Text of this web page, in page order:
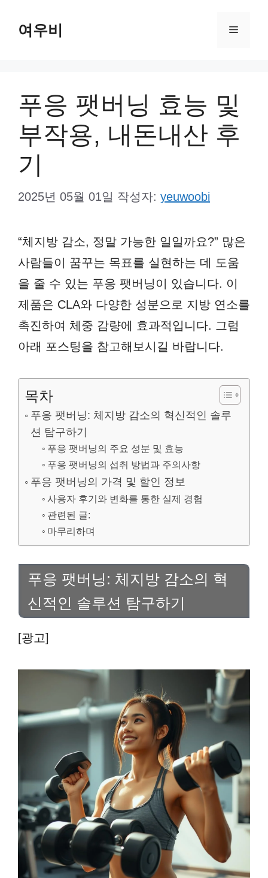
여우비 메
푸응 팻버닝 효능 및
부작용, 내돈내산 후
기
2025년 05월 01일 작성자: yeuwoobi
“체지방 감소, 정말 가능한 일일까요?” 많은
사람들이 꿈꾸는 목표를 실현하는 데 도움
을 줄 수 있는 푸응 팻버닝이 있습니다. 이
제품은 CLA와 다양한 성분으로 지방 연소를
촉진하여 체중 감량에 효과적입니다. 그럼
아래 포스팅을 참고해보시길 바랍니다.
목차
푸응 팻버닝: 체지방 감소의 혁신적인 솔루
션 탐구하기
푸응 팻버닝의 주요 성분 및 효능
푸응 팻버닝의 섭취 방법과 주의사항
푸응 팻버닝의 가격 및 할인 정보
사용자 후기와 변화를 통한 실제 경험
관련된 글:
마무리하며
푸응 팻버닝: 체지방 감소의 혁
신적인 솔루션 탐구하기
[광고]